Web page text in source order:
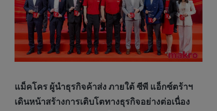
แม็คโคร ผู้นำธุรกิจค้าส่ง ภายใต้ ซีพี แอ็กซ์ตร้าฯ
เดินหน้าสร้างการเติบโตทางธุรกิจอย่างต่อเนื่อง